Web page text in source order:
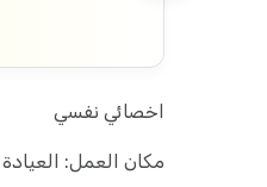
اخصائي نفسي
مكان العمل: